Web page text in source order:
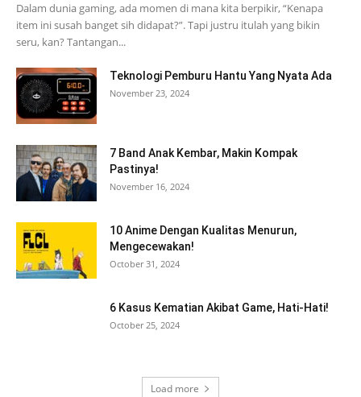
Dalam dunia gaming, ada momen di mana kita berpikir, “Kenapa
item ini susah banget sih didapat?”. Tapi justru itulah yang bikin
seru, kan? Tantangan...
Teknologi Pemburu Hantu Yang Nyata Ada
November 23, 2024
7 Band Anak Kembar, Makin Kompak
Pastinya!
November 16, 2024
10 Anime Dengan Kualitas Menurun,
Mengecewakan!
October 31, 2024
6 Kasus Kematian Akibat Game, Hati-Hati!
October 25, 2024
Load more